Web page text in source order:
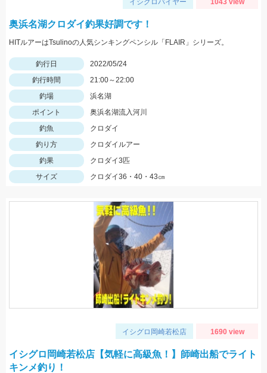
イシグロバイヤー 1043 view
奥浜名湖クロダイ釣果好調です！
HITルアーはTsulinoの人気シンキングペンシル「FLAIR」シリーズ。
釣行日
2022/05/24
釣行時間
21:00～22:00
釣場
浜名湖
ポイント
奥浜名湖流入河川
釣魚
クロダイ
釣り方
クロダイルアー
釣果
クロダイ3匹
サイズ
クロダイ36・40・43㎝
イシグロ岡崎若松店 1690 view
イシグロ岡崎若松店【気軽に高級魚！】師崎出船でライト
キンメ釣り！